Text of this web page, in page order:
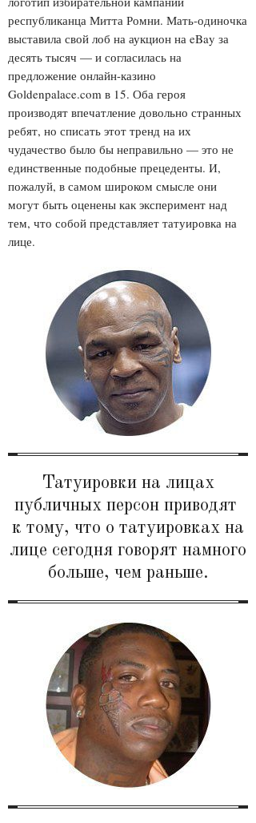
республиканца Митта Ромни. Мать-одиночка
выставила свой лоб на аукцион на eBay за
десять тысяч — и согласилась на
предложение онлайн-казино
Goldenpalace.com в 15. Оба героя
производят впечатление довольно странных
ребят, но списать этот тренд на их
чудачество было бы неправильно — это не
единственные подобные прецеденты. И,
пожалуй, в самом широком смысле они
могут быть оценены как эксперимент над
тем, что собой представляет татуировка на
лице.
Татуировки на лицах
публичных персон приводят
к тому, что о татуировках на
лице сегодня говорят намного
больше, чем раньше.